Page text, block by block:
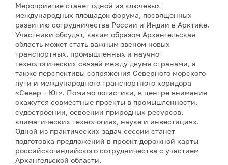
Мероприятие станет одной из ключевых
международных площадок форума, посвященных
развитию сотрудничества России и Индии в Арктике.
Участники обсудят, каким образом Архангельская
область может стать важным звеном новых
транспортных, промышленных и научно-
технологических связей между двумя странами, а
также перспективы сопряжения Северного морского
пути и международного транспортного коридора
«Север – Юг». Помимо логистики, в центре внимания
окажутся совместные проекты в промышленности,
судостроении, освоении природных ресурсов,
климатических технологиях, науке и инвестициях.
Одной из практических задач сессии станет
подготовка предложений в проект дорожной карты
российско-индийского сотрудничества с участием
Архангельской области.